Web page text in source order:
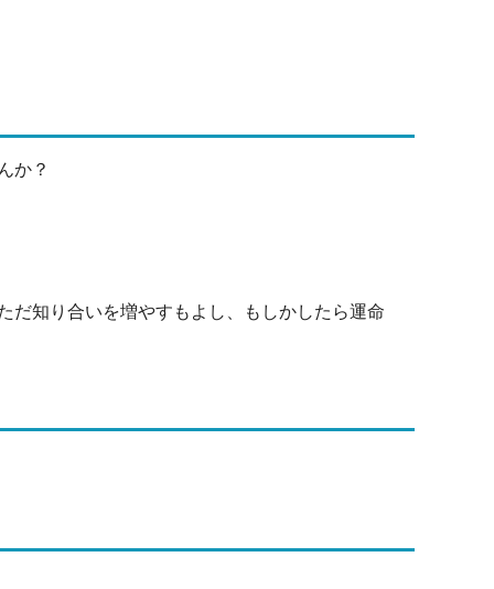
か？
だ知り合いを増やすもよし、もしかしたら運命